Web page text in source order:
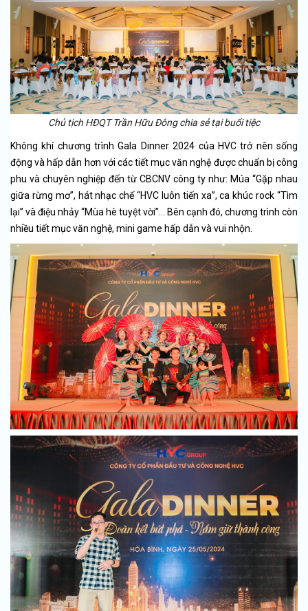
Chủ tịch HĐQT Trần Hữu Đông chia sẻ tại buổi tiệc
Không khí chương trình Gala Dinner 2024 của HVC trở nên sống
động và hấp dẫn hơn với các tiết mục văn nghệ được chuẩn bị công
phu và chuyên nghiệp đến từ CBCNV công ty như: Múa “Gặp nhau
giữa rừng mơ”, hát nhạc chế “HVC luôn tiến xa”, ca khúc rock “Tìm
lại” và điệu nhảy “Mùa hè tuyệt vời”… Bên cạnh đó, chương trình còn
nhiều tiết mục văn nghệ, mini game hấp dẫn và vui nhộn.